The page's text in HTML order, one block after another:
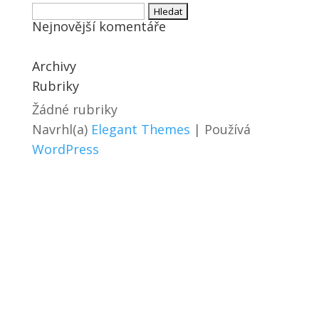
Vyhledávání
Nejnovější komentáře
Archivy
Rubriky
Žádné rubriky
Navrhl(a) Elegant Themes | Používá
WordPress